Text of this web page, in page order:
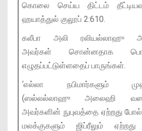
கொலை செய்ய திட்டம்
ஹயாத்துல் குலூப் 2:610.
கலீபா அலி ரலியல்லாஹு
அவர்கள் சொன்னதாக
எழுதப்பட்டுள்ளதைப் பாருங்கள்.
‘எல்லா நபிமார்களும்
(ஸல்லல்லாஹு அலைஹி
அவர்களின் நுபுவத்தை ஏற்றது
மலக்குகளும் ஜிப்ரீலும்